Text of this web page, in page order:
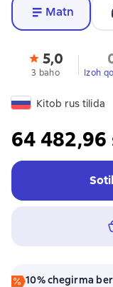
Matn
5,0
3 baho Izoh
Kitob rus tilida
64
10% chegirma